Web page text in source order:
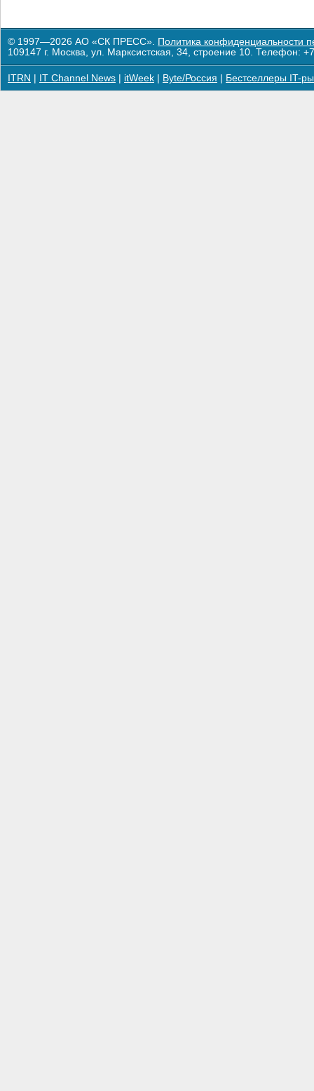
© 1997—2026 АО «СК ПРЕСС». Политика конфиденциальности
109147 г. Москва, ул. Марксистская, 34, строение 10. Телефон:
ITRN IT Channel News itWeek Byte/Россия Бестселлеры IT-